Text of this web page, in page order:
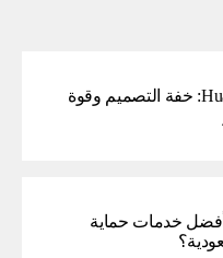
Huawei Pura 90s Pro: خفة التصميم وقوة
خدمات حماية